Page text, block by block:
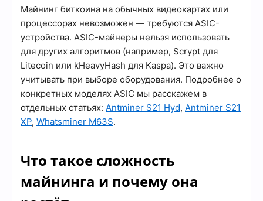
Майнинг биткоина на обычных видеокартах или
процессорах невозможен — требуются ASIC-
устройства. ASIC-майнеры нельзя использовать
для других алгоритмов (например, Scrypt для
Litecoin или kHeavyHash для Kaspa). Это важно
учитывать при выборе оборудования. Подробнее о
конкретных моделях ASIC мы расскажем в
отдельных статьях: Antminer S21 Hyd, Antminer S21
XP, Whatsminer M63S.
Что такое сложность
майнинга и почему она